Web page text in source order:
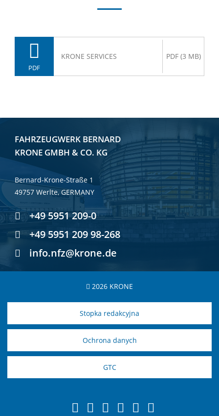
PDF
KRONE SERVICES PDF (3 MB)
FAHRZEUGWERK BERNARD
KRONE GMBH & CO. KG
Bernard-Krone-Straße 1
49757 Werlte, GERMANY
+49 5951 209-0
+49 5951 209 98-268
info.nfz@krone.de
2026 KRONE
Stopka redakcyjna
Ochrona danych
GTC